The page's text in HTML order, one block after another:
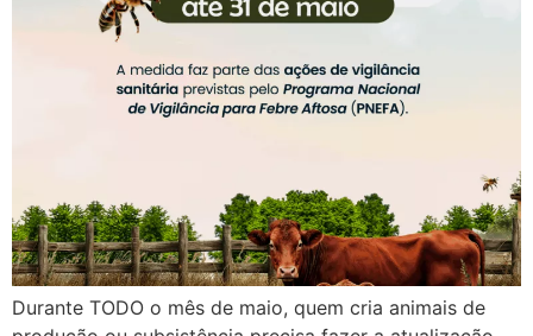
Durante TODO o mês de maio, quem cria animais de